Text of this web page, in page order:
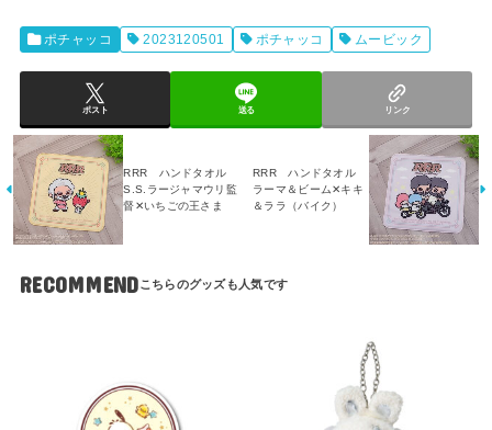
ポチャッコ 2023120501 ポチャッコ ムービック
ポスト 送る リンク
RRR ハンドタオル
S.S.ラージャマウリ監
督✕いちごの王さま
RRR ハンドタオル
ラーマ＆ビーム✕キキ
＆ララ（バイク）
RECOMMEND